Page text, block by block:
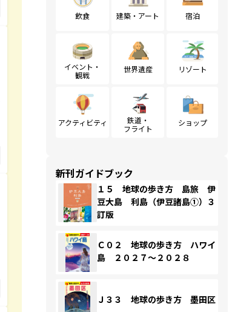
飲食 建築・アート 宿泊
イベント・
観戦
世界遺産 リゾート
アクティビティ
鉄道・
フライト
ショップ
新刊ガイドブック
１５ 地球の歩き方 島旅 伊
豆大島 利島（伊豆諸島①）３
訂版
Ｃ０２ 地球の歩き方 ハワイ
島 ２０２７～２０２８
Ｊ３３ 地球の歩き方 墨田区